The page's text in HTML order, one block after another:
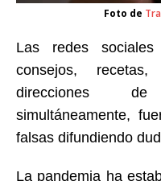
Foto de
Las redes sociales
consejos,
direcciones
simultáneamente,
falsas difundiendo
La pandemia ha